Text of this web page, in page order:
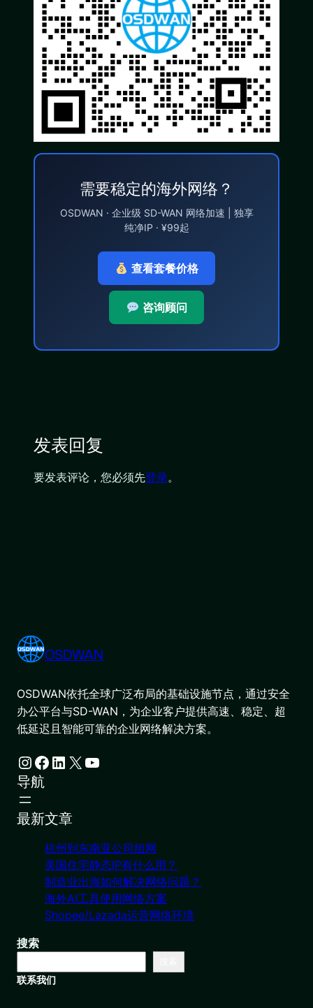
需要稳定的海外网络？
OSDWAN · 企业级 SD-WAN 网络加速 | 独享
纯净IP · ¥99起
查看套餐价格
咨询顾问
发表回复
要发表评论，您必须先登录。
OSDWAN
OSDWAN依托全球广泛布局的基础设施节点，通过安全
办公平台与SD-WAN，为企业客户提供高速、稳定、超
低延迟且智能可靠的企业网络解决方案。
Instagram Facebook LinkedIn X YouTube
导航
最新文章
杭州到东南亚公司组网
美国住宅静态IP有什么用？
制造业出海如何解决网络问题？
海外AI工具使用网络方案
Shopee/Lazada运营网络环境
搜索
联系我们